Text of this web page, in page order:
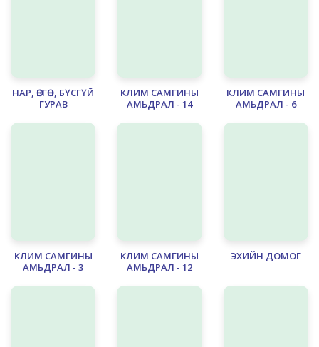
НАР, ӨВГӨН, БҮСГҮЙ
ГУРАВ
КЛИМ САМГИНЫ
АМЬДРАЛ - 14
КЛИМ САМГИНЫ
АМЬДРАЛ - 6
КЛИМ САМГИНЫ
АМЬДРАЛ - 3
КЛИМ САМГИНЫ
АМЬДРАЛ - 12
ЭХИЙН ДОМОГ